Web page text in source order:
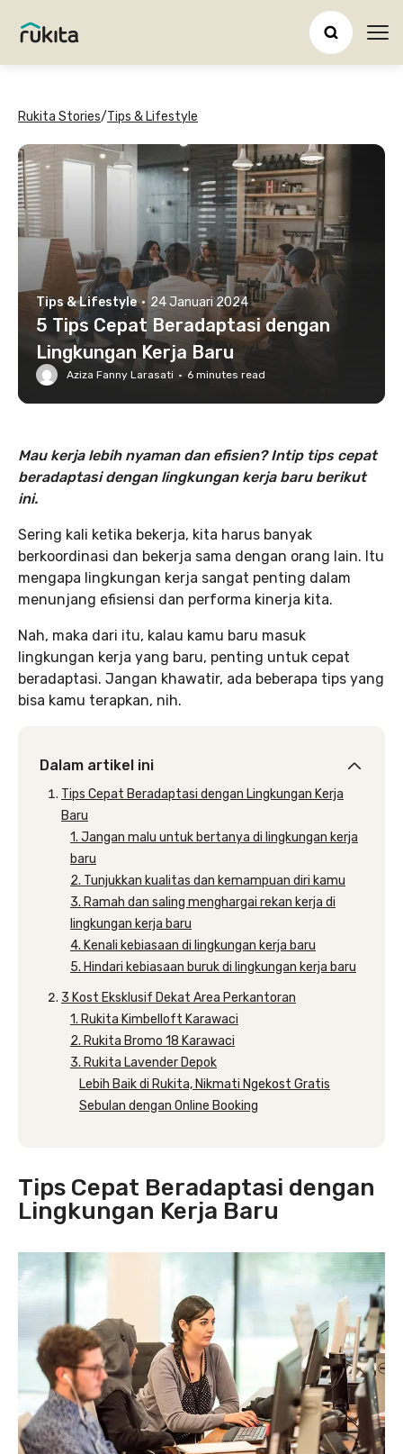
Rukita Stories/Tips & Lifestyle
Tips & Lifestyle · 24 Januari 2024
5 Tips Cepat Beradaptasi dengan
Lingkungan Kerja Baru
Aziza Fanny Larasati · 6 minutes read
Mau kerja lebih nyaman dan efisien? Intip tips cepat
beradaptasi dengan lingkungan kerja baru berikut
ini.
Sering kali ketika bekerja, kita harus banyak
berkoordinasi dan bekerja sama dengan orang lain. Itu
mengapa lingkungan kerja sangat penting dalam
menunjang efisiensi dan performa kinerja kita.
Nah, maka dari itu, kalau kamu baru masuk
lingkungan kerja yang baru, penting untuk cepat
beradaptasi. Jangan khawatir, ada beberapa tips yang
bisa kamu terapkan, nih.
Dalam artikel ini
Tips Cepat Beradaptasi dengan Lingkungan Kerja
Baru
1. Jangan malu untuk bertanya di lingkungan kerja
baru
2. Tunjukkan kualitas dan kemampuan diri kamu
3. Ramah dan saling menghargai rekan kerja di
lingkungan kerja baru
4. Kenali kebiasaan di lingkungan kerja baru
5. Hindari kebiasaan buruk di lingkungan kerja baru
3 Kost Eksklusif Dekat Area Perkantoran
1. Rukita Kimbelloft Karawaci
2. Rukita Bromo 18 Karawaci
3. Rukita Lavender Depok
Lebih Baik di Rukita, Nikmati Ngekost Gratis
Sebulan dengan Online Booking
Tips Cepat Beradaptasi dengan
Lingkungan Kerja Baru